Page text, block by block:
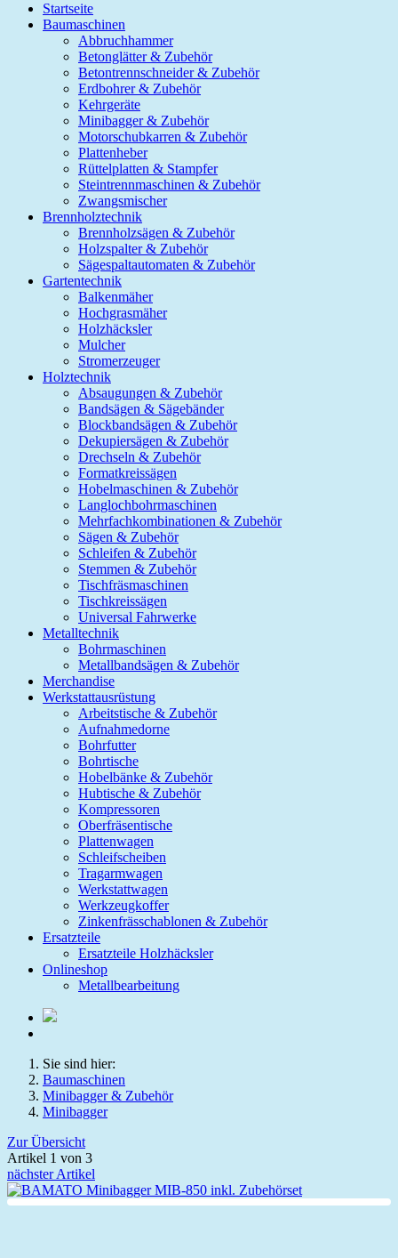
Startseite
Baumaschinen
Abbruchhammer
Betonglätter & Zubehör
Betontrennschneider & Zubehör
Erdbohrer & Zubehör
Kehrgeräte
Minibagger & Zubehör
Motorschubkarren & Zubehör
Plattenheber
Rüttelplatten & Stampfer
Steintrennmaschinen & Zubehör
Zwangsmischer
Brennholztechnik
Brennholzsägen & Zubehör
Holzspalter & Zubehör
Sägespaltautomaten & Zubehör
Gartentechnik
Balkenmäher
Hochgrasmäher
Holzhäcksler
Mulcher
Stromerzeuger
Holztechnik
Absaugungen & Zubehör
Bandsägen & Sägebänder
Blockbandsägen & Zubehör
Dekupiersägen & Zubehör
Drechseln & Zubehör
Formatkreissägen
Hobelmaschinen & Zubehör
Langlochbohrmaschinen
Mehrfachkombinationen & Zubehör
Sägen & Zubehör
Schleifen & Zubehör
Stemmen & Zubehör
Tischfräsmaschinen
Tischkreissägen
Universal Fahrwerke
Metalltechnik
Bohrmaschinen
Metallbandsägen & Zubehör
Merchandise
Werkstattausrüstung
Arbeitstische & Zubehör
Aufnahmedorne
Bohrfutter
Bohrtische
Hobelbänke & Zubehör
Hubtische & Zubehör
Kompressoren
Oberfräsentische
Plattenwagen
Schleifscheiben
Tragarmwagen
Werkstattwagen
Werkzeugkoffer
Zinkenfrässchablonen & Zubehör
Ersatzteile
Ersatzteile Holzhäcksler
Onlineshop
Metallbearbeitung
Sie sind hier:
Baumaschinen
Minibagger & Zubehör
Minibagger
Zur Übersicht
Artikel 1 von 3
nächster Artikel